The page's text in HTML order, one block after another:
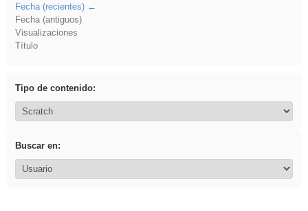
Fecha (recientes)
Fecha (antiguos)
Visualizaciones
Título
Tipo de contenido:
Buscar en: